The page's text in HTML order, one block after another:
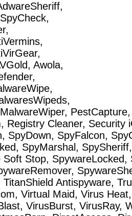
Awola,
Registry Cleaner, Security
SpyDown, SpyFalcon,
SpyMarshal,
Soft Stop, SpywareLocked,
Antispyware,
Virtual Maid, Virus
VirusBurst, VirusRay,